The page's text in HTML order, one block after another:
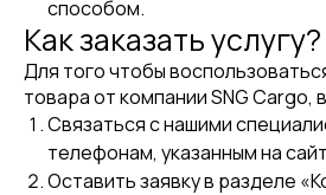
способом.
Как заказать услугу?
Для того чтобы
товара от компании SNG Cargo,
Связаться с нашими
телефонам, указанным на
Оставить заявку в разделе